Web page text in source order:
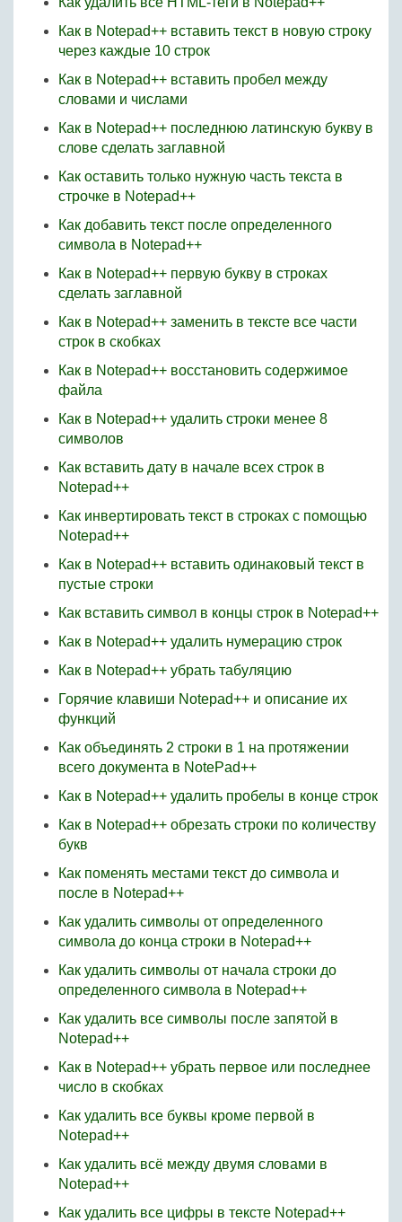
Как в Notepad++ вставить текст в новую строку
через каждые 10 строк
Как в Notepad++ вставить пробел между
словами и числами
Как в Notepad++ последнюю латинскую букву в
слове сделать заглавной
Как оставить только нужную часть текста в
строчке в Notepad++
Как добавить текст после определенного
символа в Notepad++
Как в Notepad++ первую букву в строках
сделать заглавной
Как в Notepad++ заменить в тексте все части
строк в скобках
Как в Notepad++ восстановить содержимое
файла
Как в Notepad++ удалить строки менее 8
символов
Как вставить дату в начале всех строк в
Notepad++
Как инвертировать текст в строках с помощью
Notepad++
Как в Notepad++ вставить одинаковый текст в
пустые строки
Как вставить символ в концы строк в Notepad++
Как в Notepad++ удалить нумерацию строк
Как в Notepad++ убрать табуляцию
Горячие клавиши Notepad++ и описание их
функций
Как объединять 2 строки в 1 на протяжении
всего документа в NotePad++
Как в Notepad++ удалить пробелы в конце строк
Как в Notepad++ обрезать строки по количеству
букв
Как поменять местами текст до символа и
после в Notepad++
Как удалить символы от определенного
символа до конца строки в Notepad++
Как удалить символы от начала строки до
определенного символа в Notepad++
Как удалить все символы после запятой в
Notepad++
Как в Notepad++ убрать первое или последнее
число в скобках
Как удалить все буквы кроме первой в
Notepad++
Как удалить всё между двумя словами в
Notepad++
Как удалить все цифры в тексте Notepad++